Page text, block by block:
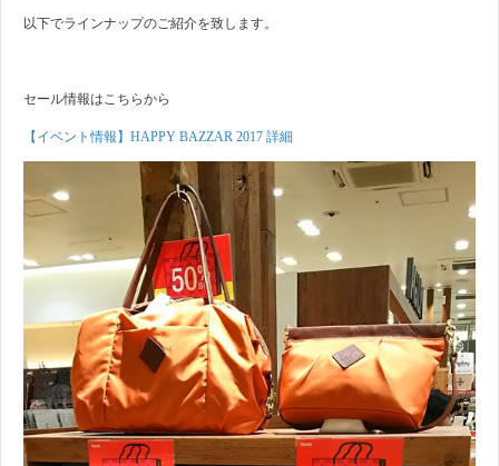
以下でラインナップのご紹介を致します。
セール情報はこちらから
【イベント情報】HAPPY BAZZAR 2017 詳細